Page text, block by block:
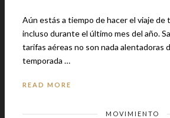
Aún estás a tiempo de hacer el viaje de
incluso durante el último mes del año. Sabemos que las
tarifas aéreas no son nada alentadoras
temporada …
READ MORE
MOVIMIENTO